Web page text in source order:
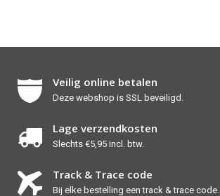
Veilig online betalen
Deze webshop is SSL beveiligd.
Lage verzendkosten
Slechts €5,95 incl. btw.
Track & Trace code
Bij elke bestelling een track & trace code.